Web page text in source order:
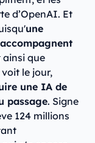
d’OpenAI. Et
une
ainsi que
le jour,
une IA de
passage. Signe
124 millions